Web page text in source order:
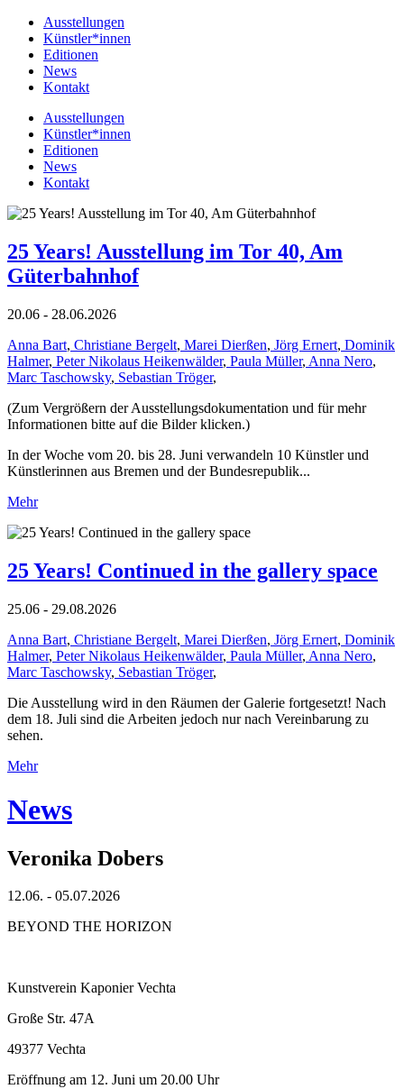
Ausstellungen
Künstler*innen
Editionen
News
Kontakt
Ausstellungen
Künstler*innen
Editionen
News
Kontakt
25 Years! Ausstellung im Tor 40, Am
Güterbahnhof
20.06 - 28.06.2026
Anna Bart, Christiane Bergelt, Marei Dierßen, Jörg Ernert, Dominik
Halmer, Peter Nikolaus Heikenwälder, Paula Müller, Anna Nero,
Marc Taschowsky, Sebastian Tröger,
(Zum Vergrößern der Ausstellungsdokumentation und für mehr
Informationen bitte auf die Bilder klicken.)
In der Woche vom 20. bis 28. Juni verwandeln 10 Künstler und
Künstlerinnen aus Bremen und der Bundesrepublik...
Mehr
25 Years! Continued in the gallery space
25.06 - 29.08.2026
Anna Bart, Christiane Bergelt, Marei Dierßen, Jörg Ernert, Dominik
Halmer, Peter Nikolaus Heikenwälder, Paula Müller, Anna Nero,
Marc Taschowsky, Sebastian Tröger,
Die Ausstellung wird in den Räumen der Galerie fortgesetzt! Nach
dem 18. Juli sind die Arbeiten jedoch nur nach Vereinbarung zu
sehen.
Mehr
News
Veronika Dobers
12.06. - 05.07.2026
BEYOND THE HORIZON
Kunstverein Kaponier Vechta
Große Str. 47A
49377 Vechta
Eröffnung am 12. Juni um 20.00 Uhr